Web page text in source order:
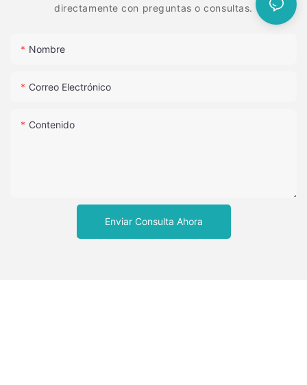
directamente con preguntas o consultas.
Nombre
Correo Electrónico
Contenido
Enviar Consulta Ahora